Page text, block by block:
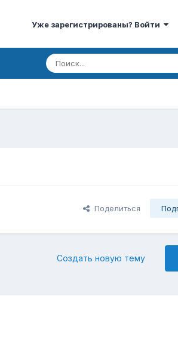
Уже зарегистрированы? Войти
Поделиться
Создать новую тему